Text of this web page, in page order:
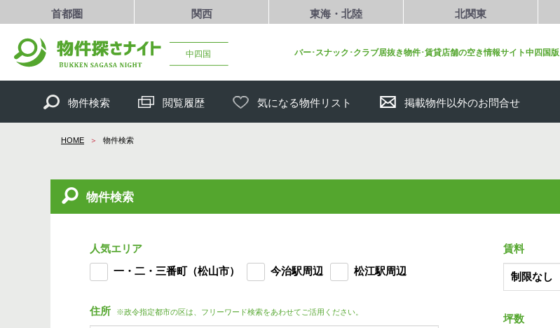
首都圏 関西 東海・北陸 北関東
中四国 バー･スナック･クラブ居抜き物件･賃貸店舗の空き情報サイト中四国版
物件検索 閲覧履歴 気になる物件リスト 掲載物件以外のお問合せ
HOME 物件検索
物件検索
人気エリア
一・二・三番町（松山市）
今治駅周辺 松江駅周辺
住所 ※政令指定都市の区は、フリーワード検索をあわせてご活用ください。
賃料
坪数